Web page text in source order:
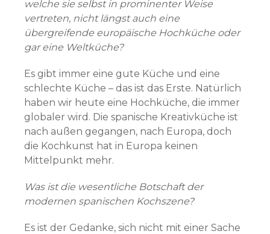
welche sie selbst in prominenter Weise
vertreten, nicht längst auch eine
übergreifende europäische Hochküche oder
gar eine Weltküche?
Es gibt immer eine gute Küche und eine
schlechte Küche – das ist das Erste. Natürlich
haben wir heute eine Hochküche, die immer
globaler wird. Die spanische Kreativküche ist
nach außen gegangen, nach Europa, doch
die Kochkunst hat in Europa keinen
Mittelpunkt mehr.
Was ist die wesentliche Botschaft der
modernen spanischen Kochszene?
Es ist der Gedanke, sich nicht mit einer Sache